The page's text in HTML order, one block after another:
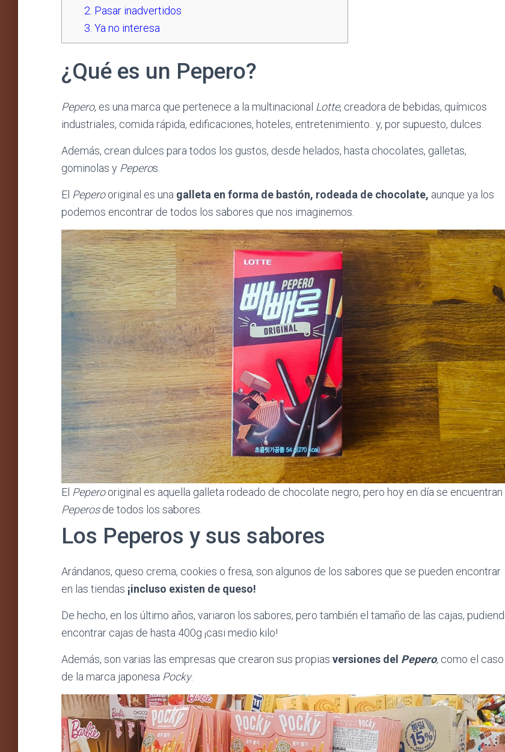
2. Pasar inadvertidos
3. Ya no interesa
¿Qué es un Pepero?
Pepero, es una marca que pertenece a la multinacional Lotte, creadora de bebidas, químicos
industriales, comida rápida, edificaciones, hoteles, entretenimiento.. y, por supuesto, dulces.
Además, crean dulces para todos los gustos, desde helados, hasta chocolates, galletas,
gominolas y Peperos.
El Peperooriginal es una galleta en forma de bastón, rodeada de chocolate, aunque ya los
podemos encontrar de todos los sabores que nos imaginemos.
El Peperooriginal es aquella galleta rodeado de chocolate negro, pero hoy en día se encuentran
Peperosde todos los sabores.
Los Peperos y sus sabores
Arándanos, queso crema, cookies o fresa, son algunos de los sabores que se pueden encontrar
en las tiendas ¡incluso existen de queso!
De hecho, en los último años, variaron los sabores, pero también el tamaño de las cajas,
encontrar cajas de hasta 400g ¡casi medio kilo!
Además, son varias las empresas que crearon sus propias versiones del Pepero, como el caso
de la marca japonesa Pocky.